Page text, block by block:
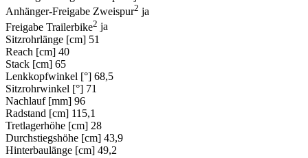
Anhänger-Freigabe Zweispur2 ja
Freigabe Trailerbike2 ja
Sitzrohrlänge [cm] 51
Reach [cm] 40
Stack [cm] 65
Lenkkopfwinkel [°] 68,5
Sitzrohrwinkel [°] 71
Nachlauf [mm] 96
Radstand [cm] 115,1
Tretlagerhöhe [cm] 28
Durchstiegshöhe [cm] 43,9
Hinterbaulänge [cm] 49,2